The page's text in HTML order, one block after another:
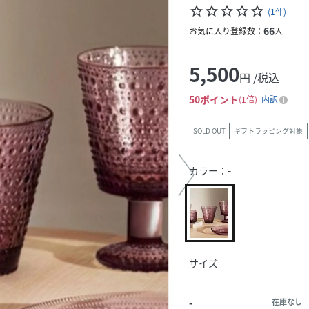
star_borderstar_borderstar_borderstar_borderstar_border (1件)
お気に入り登録数： 66人
5,500円 /税込
50ポイント 1倍 内訳
SOLD OUT ギフトラッピング対象
カラー： -
サイズ
- 在庫なし